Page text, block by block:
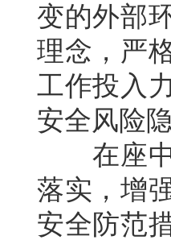
变的外部
理念，严
工作投入
安全风险
在座中
落实，增
安全防范